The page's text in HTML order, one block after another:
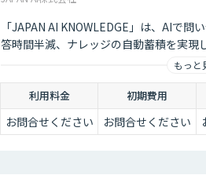
「JAPAN AI KNOWLEDGE」は、AIで
答時間半減、ナレッジの自動蓄積を実現
もっと
利用料金 初期費用
お問合せください お問合せください